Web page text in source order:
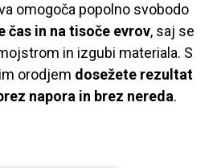
omogoča popolno svobodo
čas in na tisoče evrov, saj se
in izgubi materiala. S
orodjem dosežete rezultat
napora in brez nereda.